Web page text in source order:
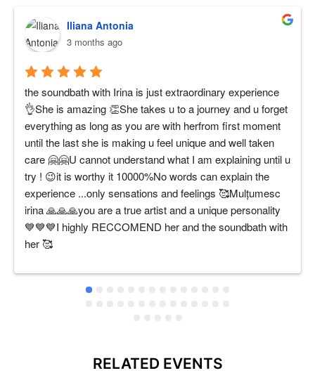
Iliana Antonia
3 months ago
the soundbath with Irina is just extraordinary experience
👌She is amazing 👏She takes u to a journey and u forget
everything as long as you are with herfrom first moment
until the last she is making u feel unique and well taken
care 🤗🤗U cannot understand what I am explaining until u
try ! 😉it is worthy it 10000%No words can explain the
experience ...only sensations and feelings 🥰Mulțumesc
irina 🙏🙏🙏you are a true artist and a unique personality
💙💙💙I highly RECCOMEND her and the soundbath with
her 🥰
RELATED EVENTS